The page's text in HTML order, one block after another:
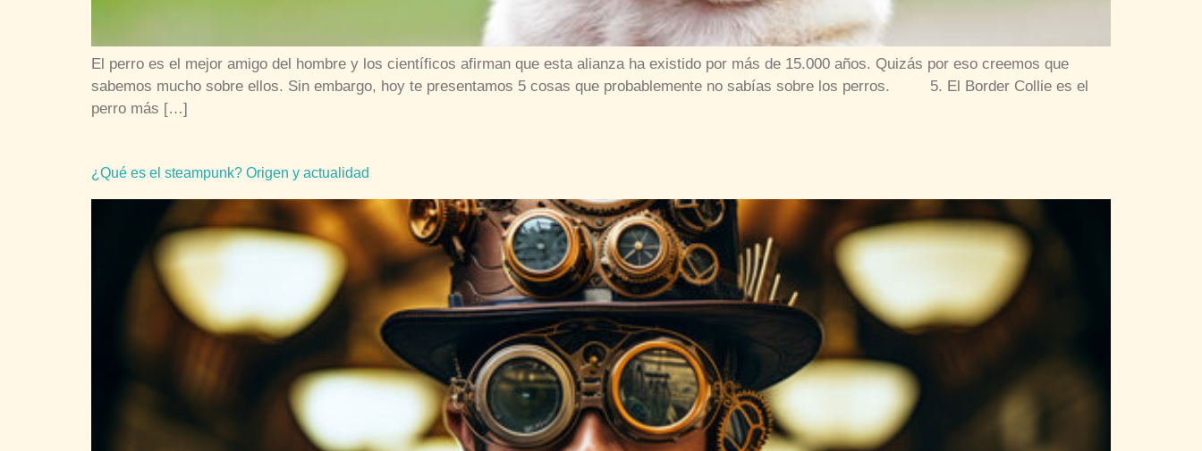
El perro es el mejor amigo del hombre y los científicos afirman que esta alianza ha existido por más de 15.000 años. Quizás por eso creemos que
sabemos mucho sobre ellos. Sin embargo, hoy te presentamos 5 cosas que probablemente no sabías sobre los perros. 5. El Border Collie es el
perro más […]
¿Qué es el steampunk? Origen y actualidad